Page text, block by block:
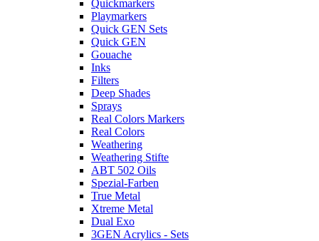
Quickmarkers
Playmarkers
Quick GEN Sets
Quick GEN
Gouache
Inks
Filters
Deep Shades
Sprays
Real Colors Markers
Real Colors
Weathering
Weathering Stifte
ABT 502 Oils
Spezial-Farben
True Metal
Xtreme Metal
Dual Exo
3GEN Acrylics - Sets